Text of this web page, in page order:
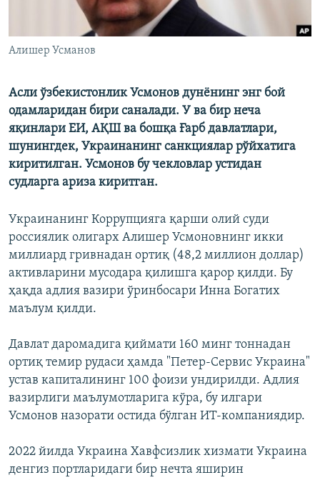
Алишер Усманов
Асли ўзбекистонлик Усмонов дунёнинг энг бой
одамларидан бири саналади. У ва бир неча
яқинлари ЕИ, АҚШ ва бошқа Ғарб давлатлари,
шунингдек, Украинанинг санкциялар рўйхатига
киритилган. Усмонов бу чекловлар устидан
судларга ариза киритган.
Украинанинг Коррупцияга қарши олий суди
россиялик олигарх Алишер Усмоновнинг икки
миллиард гривнадан ортиқ (48,2 миллион доллар)
активларини мусодара қилишга қарор қилди. Бу
ҳақда адлия вазири ўринбосари Инна Богатих
маълум қилди.
Давлат даромадига қиймати 160 минг тоннадан
ортиқ темир рудаси ҳамда "Петер-Сервис Украина"
устав капиталининг 100 фоизи ундирилди. Адлия
вазирлиги маълумотларига кўра, бу илгари
Усмонов назорати остида бўлган ИТ-компаниядир.
2022 йилда Украина Хавфсизлик хизмати Украина
денгиз портларидаги бир нечта яширин